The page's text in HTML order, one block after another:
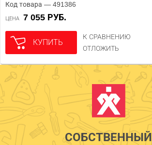
Код товара — 491386
ЦЕНА 7 055 РУБ.
КУПИТЬ
К СРАВНЕНИЮ
ОТЛОЖИТЬ
СОБСТВЕННЫЙ